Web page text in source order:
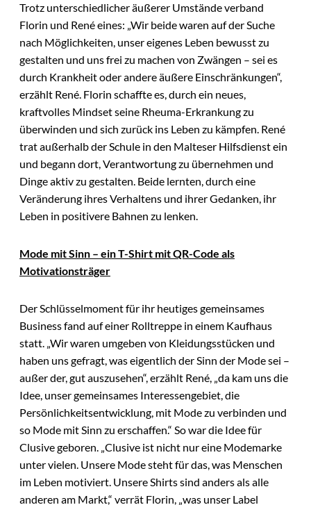
Trotz unterschiedlicher äußerer Umstände verband
Florin und René eines: „Wir beide waren auf der Suche
nach Möglichkeiten, unser eigenes Leben bewusst zu
gestalten und uns frei zu machen von Zwängen – sei es
durch Krankheit oder andere äußere Einschränkungen“,
erzählt René. Florin schaffte es, durch ein neues,
kraftvolles Mindset seine Rheuma-Erkrankung zu
überwinden und sich zurück ins Leben zu kämpfen. René
trat außerhalb der Schule in den Malteser Hilfsdienst ein
und begann dort, Verantwortung zu übernehmen und
Dinge aktiv zu gestalten. Beide lernten, durch eine
Veränderung ihres Verhaltens und ihrer Gedanken, ihr
Leben in positivere Bahnen zu lenken.
Mode mit Sinn – ein T-Shirt mit QR-Code als
Motivationsträger
Der Schlüsselmoment für ihr heutiges gemeinsames
Business fand auf einer Rolltreppe in einem Kaufhaus
statt. „Wir waren umgeben von Kleidungsstücken und
haben uns gefragt, was eigentlich der Sinn der Mode sei –
außer der, gut auszusehen“, erzählt René, „da kam uns die
Idee, unser gemeinsames Interessengebiet, die
Persönlichkeitsentwicklung, mit Mode zu verbinden und
so Mode mit Sinn zu erschaffen.“ So war die Idee für
Clusive geboren. „Clusive ist nicht nur eine Modemarke
unter vielen. Unsere Mode steht für das, was Menschen
im Leben motiviert. Unsere Shirts sind anders als alle
anderen am Markt,“ verrät Florin, „was unser Label